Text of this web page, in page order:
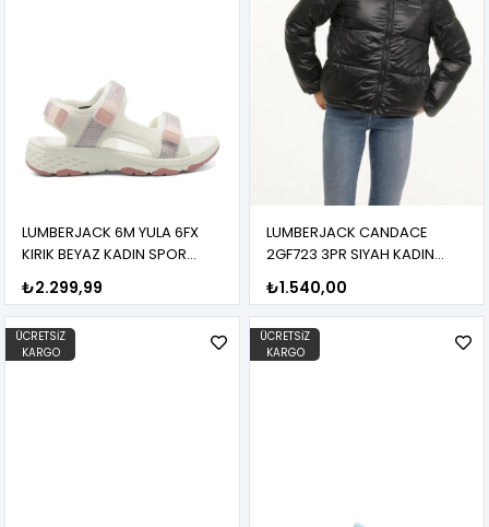
LUMBERJACK 6M YULA 6FX
KIRIK BEYAZ KADIN SPOR
SANDALET
₺2.299,99
LUMBERJACK CANDACE
2GF723 3PR SIYAH KADIN
SPOR MONT
₺1.540,00
ÜCRETSIZ
KARGO
ÜCRETSIZ
KARGO